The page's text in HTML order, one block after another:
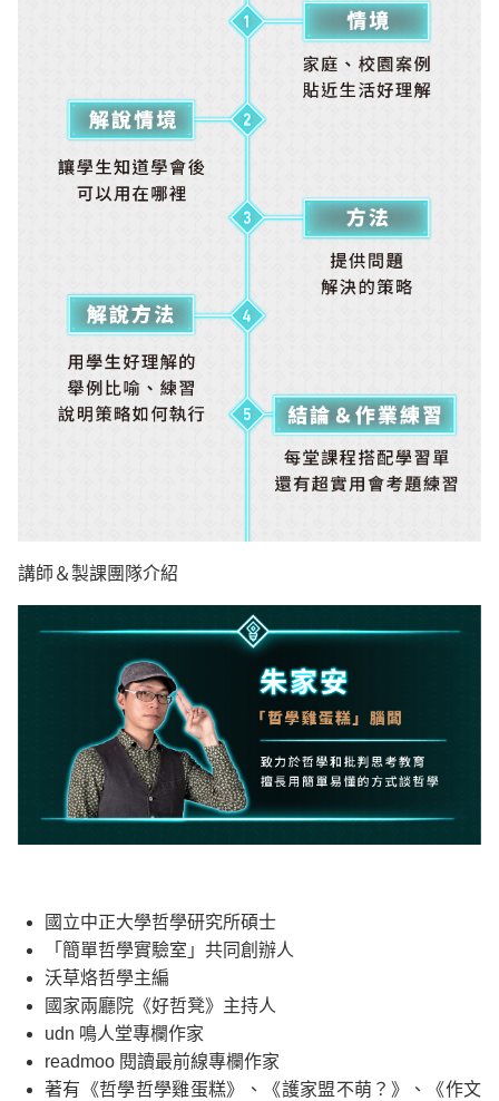
講師＆製課團隊介紹
國立中正大學哲學研究所碩士
「簡單哲學實驗室」共同創辦人
沃草烙哲學主編
國家兩廳院《好哲凳》主持人
udn 鳴人堂專欄作家
readmoo 閱讀最前線專欄作家
著有《哲學哲學雞蛋糕》、《護家盟不萌？》、《作文